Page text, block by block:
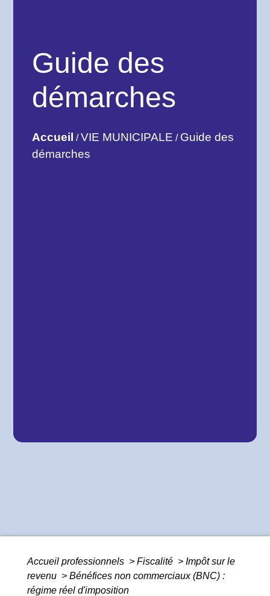
Guide des
démarches
Accueil /VIE MUNICIPALE / Guide des
démarches
Accueil professionnels > Fiscalité > Impôt sur le
revenu > Bénéfices non commerciaux (BNC) :
régime réel d'imposition